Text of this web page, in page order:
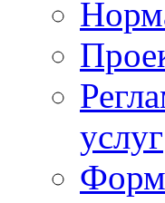
услуг